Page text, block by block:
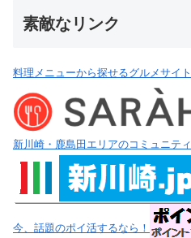
素敵なリンク
料理メニューから探せるグルメサイト
新川崎・鹿島田エリアのコミュニティ
今、話題のポイ活するなら！